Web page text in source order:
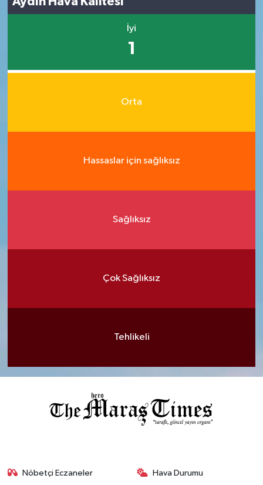
İyi
1
Orta
Hassaslar için sağlıksız
Sağlıksız
Çok Sağlıksız
Tehlikeli
Nöbetçi Eczaneler Hava Durumu